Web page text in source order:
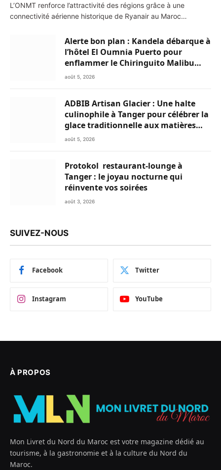
L’ONMT renforce l’attractivité des régions grâce à une
connectivité aérienne historique de Ryanair au Maroc…
Alerte bon plan : Kandela débarque à
l’hôtel El Oumnia Puerto pour
enflammer le Chiringuito Malibu
Club
août 5, 2026
ADBIB Artisan Glacier : Une halte
culinophile à Tanger pour célébrer la
glace traditionnelle aux matières
premières de choix
août 5, 2026
Protokol restaurant-lounge à
Tanger : le joyau nocturne qui
réinvente vos soirées
août 3, 2026
SUIVEZ-NOUS
Facebook Twitter
Instagram YouTube
À PROPOS
Mon Livret du Nord du Maroc est votre magazine dédié au
tourisme, à la gastronomie et à la culture du Nord du
Maroc.